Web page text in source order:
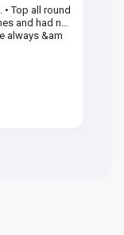
Top all round
and had no
always &am